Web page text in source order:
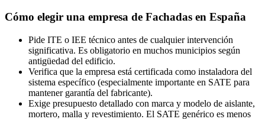
Cómo elegir una empresa de Fachadas en España
Pide ITE o IEE técnico antes de cualquier intervención
significativa. Es obligatorio en muchos municipios según
antigüedad del edificio.
Verifica que la empresa está certificada como instaladora del
sistema específico (especialmente importante en SATE para
mantener garantía del fabricante).
Exige presupuesto detallado con marca y modelo de aislante,
mortero, malla y revestimiento. El SATE genérico es menos